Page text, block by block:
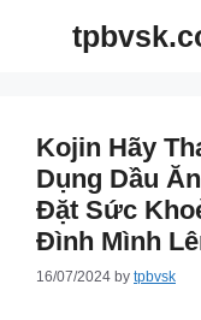
Kojin Hãy
Dụng Dầu
Đặt Sức
Đình Mình
16/07/2024 by tpbvsk